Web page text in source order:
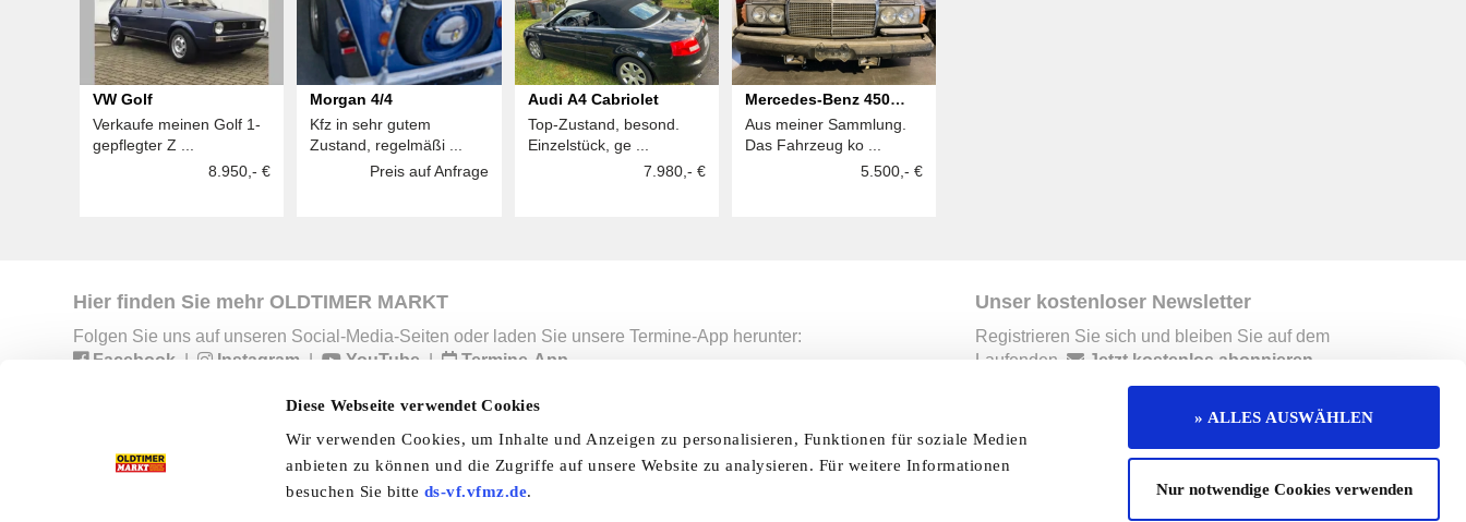
Diese Webseite verwendet Cookies
Wir verwenden Cookies, um Inhalte und Anzeigen zu personalisieren, Funktionen für soziale Medien
anbieten zu können und die Zugriffe auf unsere Website zu analysieren. Für weitere Informationen
besuchen Sie bitte ds-vf.vfmz.de.
» ALLES AUSWÄHLEN
Nur notwendige Cookies verwenden
VW Golf
Verkaufe meinen Golf 1-
gepflegter Z ...
8.950,- €
Morgan 4/4
Kfz in sehr gutem
Zustand, regelmäßi ...
Preis auf Anfrage
Audi A4 Cabriolet
Top-Zustand, besond.
Einzelstück, ge ...
7.980,- €
Mercedes-Benz 450
SEL 6.9
Aus meiner Sammlung.
Das Fahrzeug ko ...
5.500,- €
Hier finden Sie mehr OLDTIMER MARKT
Folgen Sie uns auf unseren Social-Media-Seiten oder laden Sie unsere Termine-App herunter:
Facebook | Instagram | YouTube | Termine-App
Unser kostenloser Newsletter
Registrieren Sie sich und bleiben Sie auf dem
Laufenden.
Jetzt kostenlos abonnieren
Preisliste AGB Datenschutzerklärung Kontakt Mediadaten Jobs
Branchenbuch Shop Abo Redaktionelle Seite Cookies